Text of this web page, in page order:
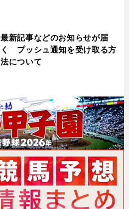
最新記事などのお知らせが届
く プッシュ通知を受け取る方
法について